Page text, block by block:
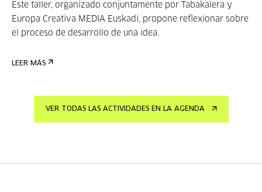
Este taller, organizado conjuntamente por Tabakalera y
Europa Creativa MEDIA Euskadi, propone reflexionar sobre
el proceso de desarrollo de una idea.
LEER MÁS
VER TODAS LAS ACTIVIDADES EN LA AGENDA